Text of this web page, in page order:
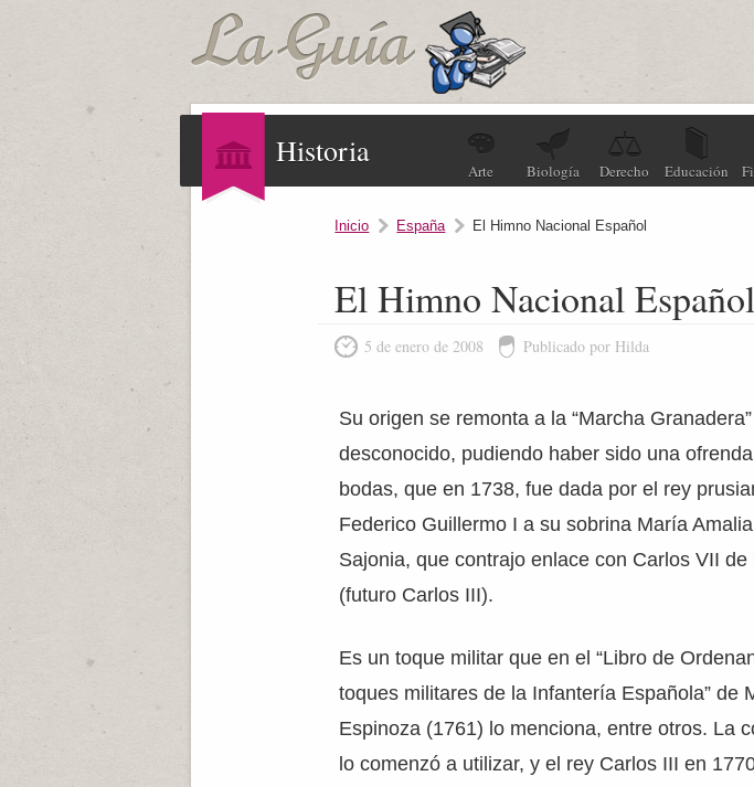
Historia
Arte Biología Derecho Educación
Inicio España El Himno Nacional Español
El Himno Nacional Español
5 de enero de 2008 Publicado por Hilda
Su origen se remonta a la “Marcha
desconocido, pudiendo haber sido una
bodas, que en 1738, fue dada por el rey
Federico Guillermo I a su sobrina María
Sajonia, que contrajo enlace con Carlos VII de
(futuro Carlos III).
Es un toque militar que en el “Libro de
toques militares de la Infantería Española” de
Espinoza (1761) lo menciona, entre otros. La
lo comenzó a utilizar, y el rey Carlos III en